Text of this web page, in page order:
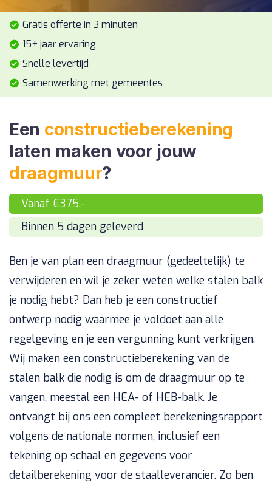
Gratis offerte in 3 minuten
15+ jaar ervaring
Snelle levertijd
Samenwerking met gemeentes
Een constructieberekening
laten maken voor jouw
draagmuur?
Vanaf €375,-
Binnen 5 dagen geleverd
Ben je van plan een draagmuur (gedeeltelijk) te
verwijderen en wil je zeker weten welke stalen balk
je nodig hebt? Dan heb je een constructief
ontwerp nodig waarmee je voldoet aan alle
regelgeving en je een vergunning kunt verkrijgen.
Wij maken een constructieberekening van de
stalen balk die nodig is om de draagmuur op te
vangen, meestal een HEA- of HEB-balk. Je
ontvangt bij ons een compleet berekeningsrapport
volgens de nationale normen, inclusief een
tekening op schaal en gegevens voor
detailberekening voor de staalleverancier. Zo ben